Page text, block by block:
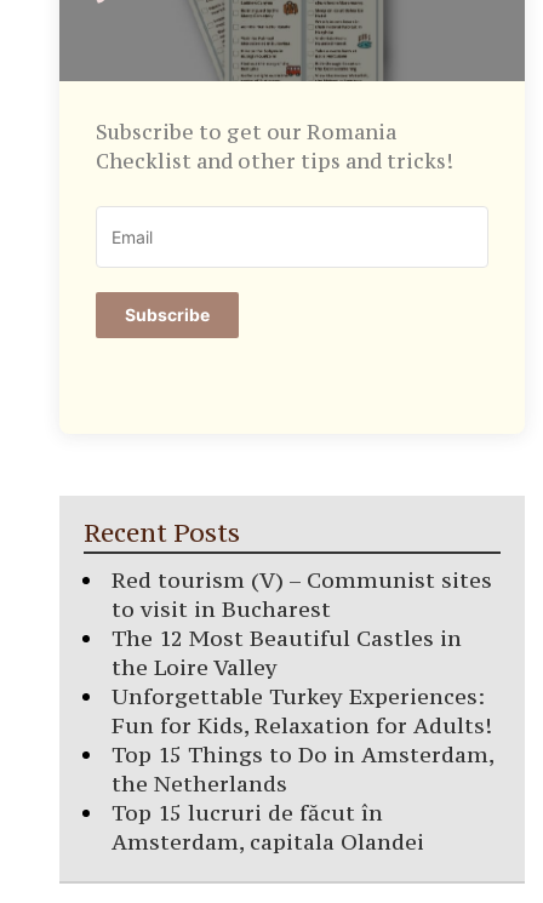
Subscribe to get our Romania
Checklist and other tips and tricks!
Subscribe
Recent Posts
Red tourism (V) – Communist sites
to visit in Bucharest
The 12 Most Beautiful Castles in
the Loire Valley
Unforgettable Turkey Experiences:
Fun for Kids, Relaxation for Adults!
Top 15 Things to Do in Amsterdam,
the Netherlands
Top 15 lucruri de făcut în
Amsterdam, capitala Olandei